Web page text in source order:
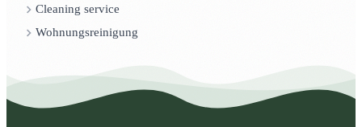
Cleaning service
Wohnungsreinigung